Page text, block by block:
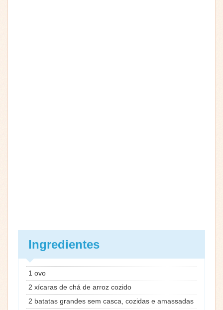
Ingredientes
1 ovo
2 xícaras de chá de arroz cozido
2 batatas grandes sem casca, cozidas e amassadas